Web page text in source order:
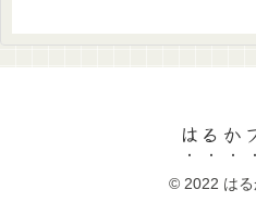
はるか
© 2022 はる